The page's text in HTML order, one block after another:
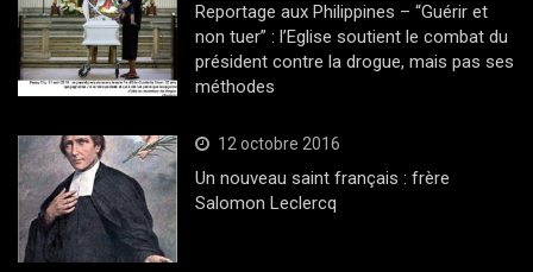
Reportage aux Philippines – “Guérir et
non tuer” : l’Eglise soutient le combat du
président contre la drogue, mais pas ses
méthodes
12 octobre 2016
Un nouveau saint français : frère
Salomon Leclercq